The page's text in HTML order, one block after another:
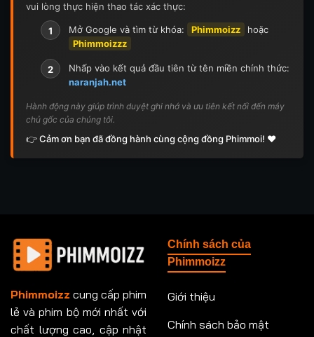
vui lòng thực hiện thao tác xác thực:
1 Mở Google và tìm từ khóa: Phimmoizz
hoặc
Phimmoizzz
2
Nhấp vào kết quả đầu tiên từ tên miền chính thức:
naranjah.net
Hành động này giúp trình duyệt ghi nhớ và ưu tiên kết nối đến máy
chủ gốc của chúng tôi.
👉 Cảm ơn bạn đã đồng hành cùng cộng đồng Phimmoi! ❤️
Phimmoizz cung cấp phim
lẻ và phim bộ mới nhất với
chất lượng cao, cập nhật
Chính sách của
Phimmoizz
Giới thiệu
Chính sách bảo mật